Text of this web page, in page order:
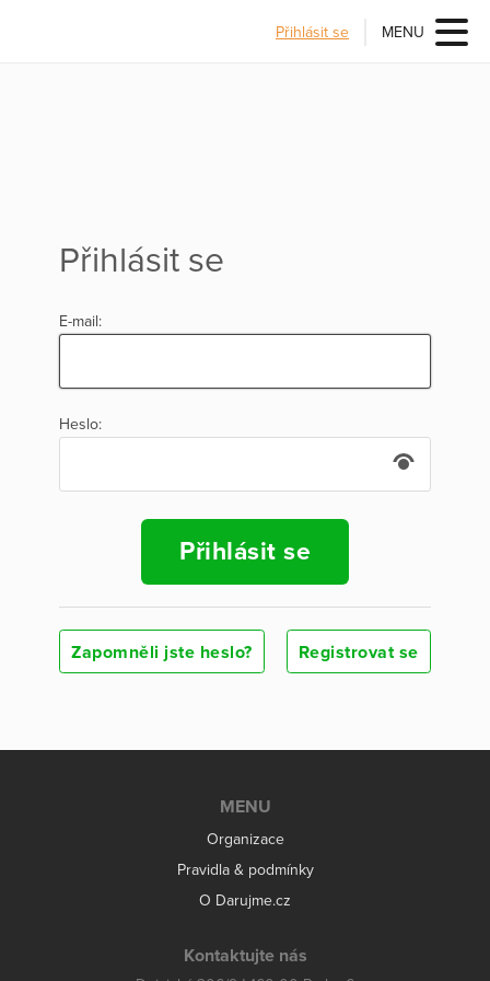
Přihlásit se MENU
Přihlásit se
E-mail:
Heslo:
Přihlásit se
Zapomněli jste heslo? Registrovat se
MENU
Organizace
Pravidla & podmínky
O Darujme.cz
Kontaktujte nás